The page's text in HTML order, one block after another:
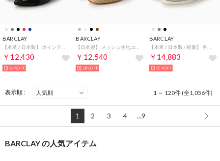
BARCLAY
￥12,430
33%OFF
BARCLAY
￥12,540
28%OFF
BARCLAY
【本革 / 日本製 / 軽量】 手編みモカスリッポン （LGY）
￥14,883
35%OFF
表示順 : 1 ～ 120件 (全1,056件)
1 2 3 4 ...9
BARCLAY の人気アイテム